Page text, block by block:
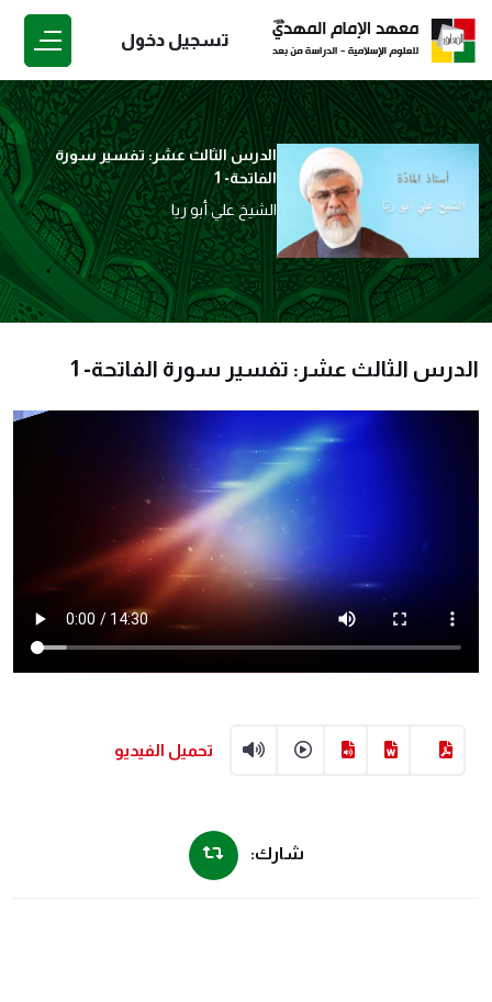
تسجيل دخول
الدرس الثالث عشر: تفسير سورة
الفاتحة- 1
الشيخ علي أبو ريا
الدرس الثالث عشر: تفسير سورة الفاتحة- 1
تحميل الفيديو
شارك: